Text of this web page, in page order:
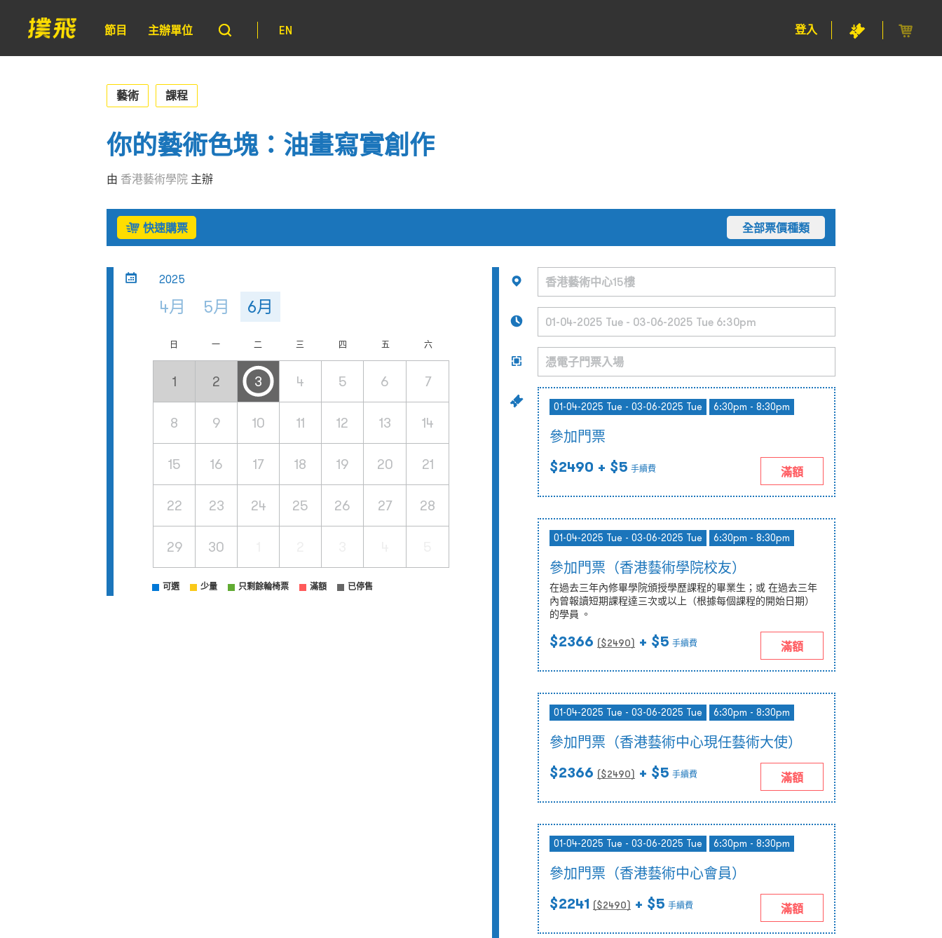
節目 主辦單位 EN 登入
藝術 課程
你的藝術色塊：油畫寫實創作
由 香港藝術學院 主辦
快速購票 全部票價種類
2025
4月 5月 6月
日 一 二 三 四 五 六
1 2 3 4 5 6 7
8 9 10 11 12 13 14
15 16 17 18 19 20 21
22 23 24 25 26 27 28
29 30
可選 少量 只剩餘輪椅票 滿額 已停售
01-04-2025 Tue - 03-06-2025 Tue 6:30pm - 8:30pm
參加門票
$2490 + $5 手續費 滿額
01-04-2025 Tue - 03-06-2025 Tue 6:30pm - 8:30pm
參加門票（香港藝術學院校友）
在過去三年內修畢學院頒授學歷課程的畢業生；或 在過去三年
內曾報讀短期課程達三次或以上（根據每個課程的開始日期）
的學員 。
$2366 ($2490) + $5 手續費 滿額
01-04-2025 Tue - 03-06-2025 Tue 6:30pm - 8:30pm
參加門票（香港藝術中心現任藝術大使）
$2366 ($2490) + $5 手續費 滿額
01-04-2025 Tue - 03-06-2025 Tue 6:30pm - 8:30pm
參加門票（香港藝術中心會員）
$2241 ($2490) + $5 手續費 滿額